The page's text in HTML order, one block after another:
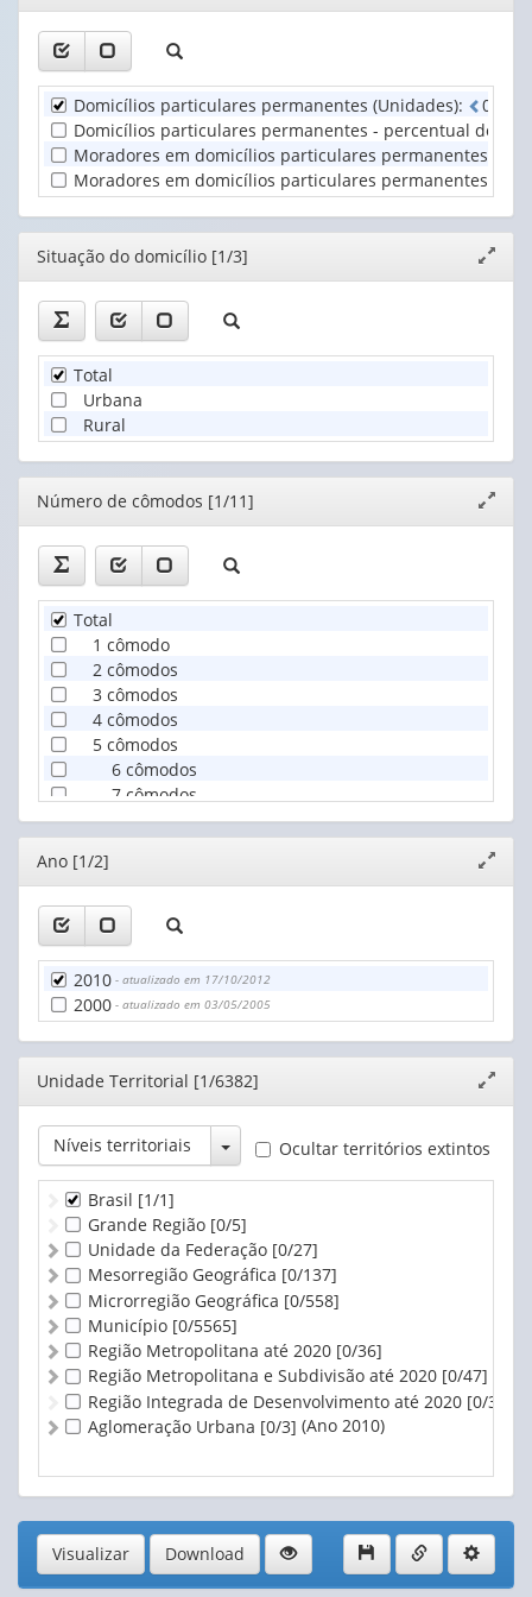
(1)
valor):
Unidade
Territorial
(1)
Número
de
cômodos
(1)
janela
Domicílios particulares permanentes (Unidades): 0
Domicílios particulares permanentes - percentual do
Moradores em domicílios particulares permanentes
Moradores em domicílios particulares permanentes -
Editor
janela
Situação do domicílio [1/3]
Total
Urbana
Rural
Editor
janela
Número de cômodos [1/11]
Total
1 cômodo
2 cômodos
3 cômodos
4 cômodos
5 cômodos
6 cômodos
7 cômodos
8 cômodos
9 cômodos
Editor
janela
Ano [1/2]
2010 - atualizado em 17/10/2012
2000 - atualizado em 03/05/2005
Editor
janela
Unidade Territorial [1/6382]
Níveis territoriais Toggle Dropdown
Ocultar territórios extintos
Brasil [1/1]
Grande Região [0/5]
Unidade da Federação [0/27]
Mesorregião Geográfica [0/137]
Microrregião Geográfica [0/558]
Município [0/5565]
Região Metropolitana até 2020 [0/36]
Região Metropolitana e Subdivisão até 2020 [0/47]
Região Integrada de Desenvolvimento até 2020 [0/3]
Aglomeração Urbana [0/3] (Ano 2010)
Visualizar Download